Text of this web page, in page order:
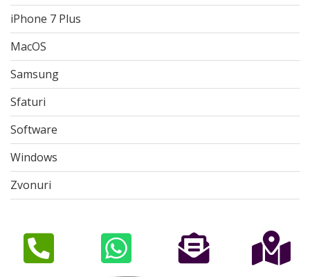
iPhone 7 Plus
MacOS
Samsung
Sfaturi
Software
Windows
Zvonuri